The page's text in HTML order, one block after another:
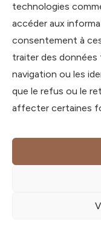
technologies
accéder aux
consentement à
traiter des
navigation ou les
que le refus ou le
affecter certaines
© Dre Vet Charlotte